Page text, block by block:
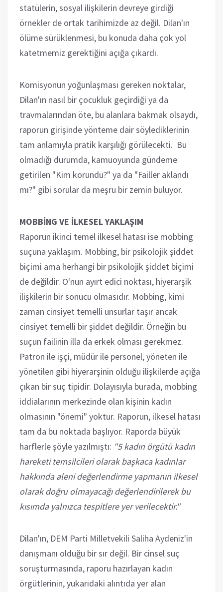
statülerin, sosyal ilişkilerin devreye girdiği
örnekler de ortak tarihimizde az değil. Dilan'ın
ölüme sürüklenmesi, bu konuda daha çok yol
katetmemiz gerektiğini açığa çıkardı.
Komisyonun yoğunlaşması gereken noktalar,
Dilan'ın nasıl bir çocukluk geçirdiği ya da
travmalarından öte, bu alanlara bakmak olsaydı,
raporun girişinde yönteme dair söylediklerinin
tam anlamıyla pratik karşılığı görülecekti. Bu
olmadığı durumda, kamuoyunda gündeme
getirilen "Kim korundu?" ya da "Failler aklandı
mı?" gibi sorular da meşru bir zemin buluyor.
MOBBİNG VE İLKESEL YAKLAŞIM
Raporun ikinci temel ilkesel hatası ise mobbing
suçuna yaklaşım. Mobbing, bir psikolojik şiddet
biçimi ama herhangi bir psikolojik şiddet biçimi
de değildir. O'nun ayırt edici noktası, hiyerarşik
ilişkilerin bir sonucu olmasıdır. Mobbing, kimi
zaman cinsiyet temelli unsurlar taşır ancak
cinsiyet temelli bir şiddet değildir. Örneğin bu
suçun failinin illa da erkek olması gerekmez.
Patron ile işçi, müdür ile personel, yöneten ile
yönetilen gibi hiyerarşinin olduğu ilişkilerde açığa
çıkan bir suç tipidir. Dolayısıyla burada, mobbing
iddialarının merkezinde olan kişinin kadın
olmasının "önemi" yoktur. Raporun, ilkesel hatası
tam da bu noktada başlıyor. Raporda büyük
harflerle şöyle yazılmıştı: "5 kadın örgütü kadın
hareketi temsilcileri olarak başkaca kadınlar
hakkında aleni değerlendirme yapmanın ilkesel
olarak doğru olmayacağı değerlendirilerek bu
kısımda yalnızca tespitlere yer verilecektir."
Dilan'ın, DEM Parti Milletvekili Saliha Aydeniz'in
danışmanı olduğu bir sır değil. Bir cinsel suç
soruşturmasında, raporu hazırlayan kadın
örgütlerinin, yukarıdaki alıntıda yer alan